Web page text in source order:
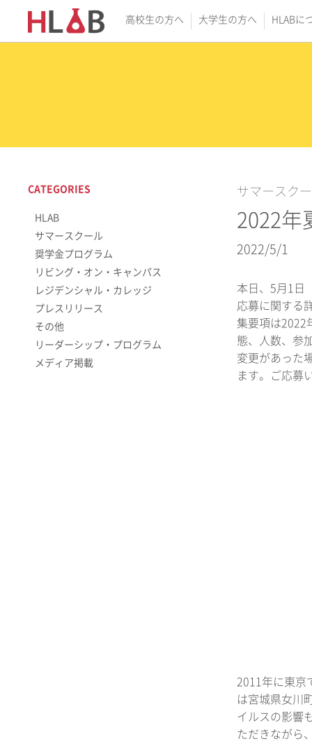
高校生の方へ 大学生の方へ HLABに
サマースク
2022年
2022/5/1
本日、5月1日
応募に関する
集要項は2022
態、人数、参
変更があった
ます。ご応募
2011年に東京
は宮城県女川
イルスの影響
ただきながら
CATEGORIES
HLAB
サマースクール
奨学金プログラム
リビング・オン・キャンパス
レジデンシャル・カレッジ
プレスリリース
その他
リーダーシップ・プログラム
メディア掲載